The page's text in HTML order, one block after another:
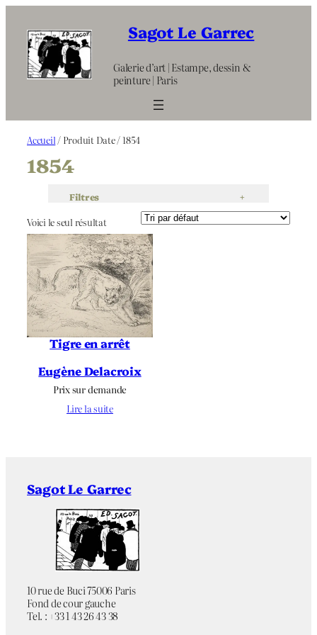
contenu
Sagot Le Garrec
Galerie d’art | Estampe, dessin &
peinture | Paris
Accueil / Produit Date / 1854
1854
Filtres +
Voici le seul résultat
Tigre en arrêt
Eugène Delacroix
Prix sur demande
Lire la suite
Sagot Le Garrec
10 rue de Buci 75006 Paris
Fond de cour gauche
Tel. : +33 1 43 26 43 38